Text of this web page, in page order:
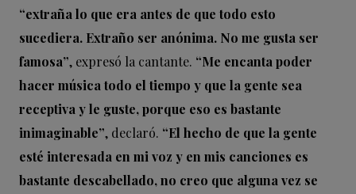
“extraña lo que era antes de que todo esto
sucediera. Extraño ser anónima. No me gusta ser
famosa”, expresó la cantante. “Me encanta poder
hacer música todo el tiempo y que la gente sea
receptiva y le guste, porque eso es bastante
inimaginable”, declaró. “El hecho de que la gente
esté interesada en mi voz y en mis canciones es
bastante descabellado, no creo que alguna vez se